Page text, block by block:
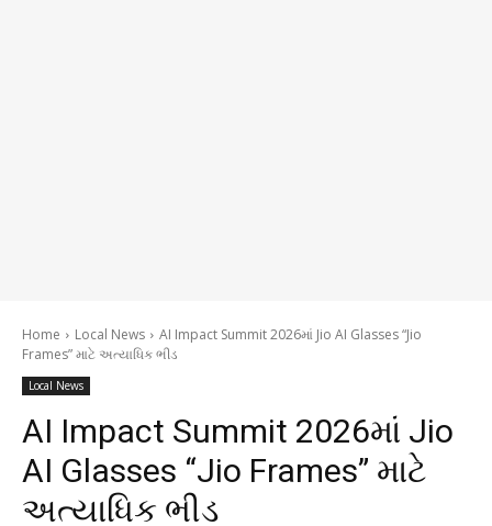
Home Local News
AI Impact Summit 2026માં Jio AI Glasses “Jio
Frames” માટે અત્યાધિક ભીડ
Local News
AI Impact Summit 2026માં Jio
AI Glasses “Jio Frames” માટે
અત્યાધિક ભીડ